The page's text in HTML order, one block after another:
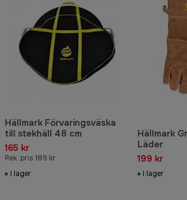
Hällmark Förvaringsväska
till stekhäll 48 cm
165 kr
Rek. pris 189 kr
I lager
Hällmark
Läder
199 kr
I lager